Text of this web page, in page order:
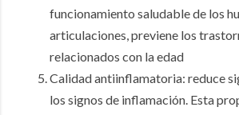
funcionamiento saludable de los
articulaciones, previene los
relacionados con la edad
Calidad antiinflamatoria: reduce
los signos de inflamación. Esta